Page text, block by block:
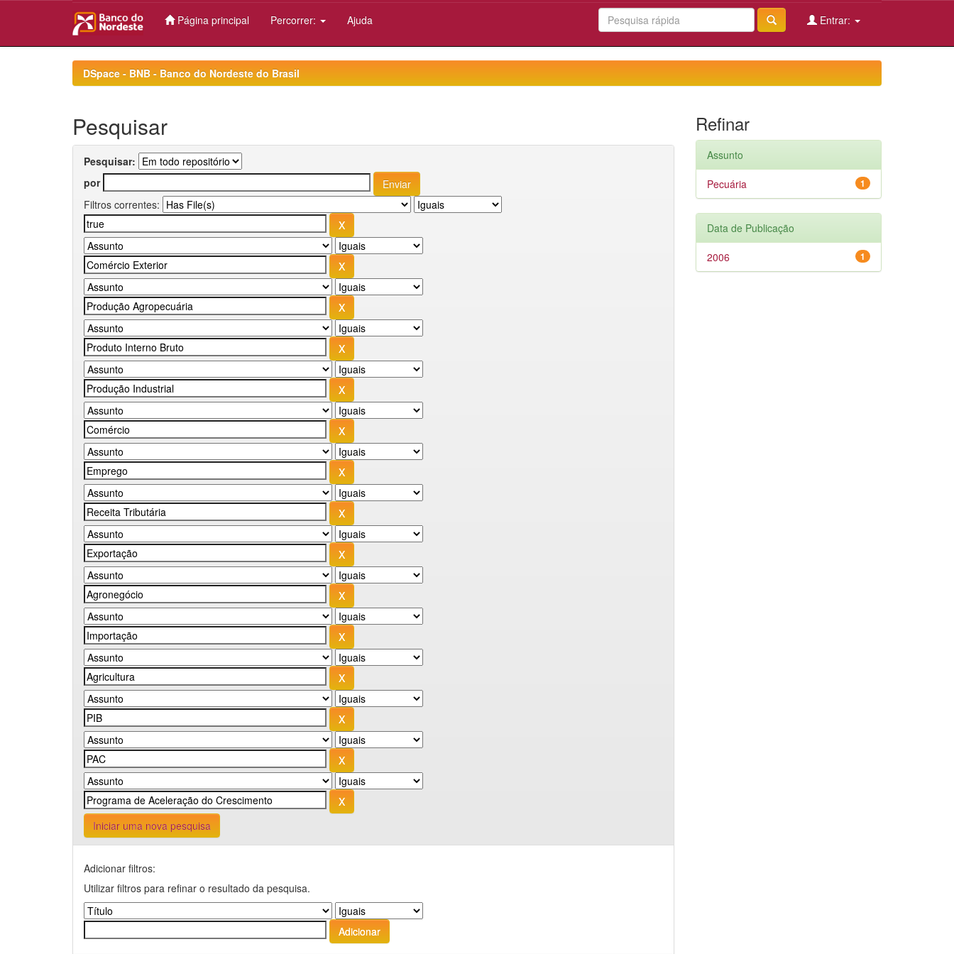
Página principal Percorrer: Ajuda Entrar:
DSpace - BNB - Banco do Nordeste do Brasil
Pesquisar
Pesquisar:
por
Filtros correntes:
Iniciar uma nova pesquisa
Adicionar filtros:
Utilizar filtros para refinar o resultado da pesquisa.
Refinar
Assunto
1
Pecuária
Data de Publicação
1
2006